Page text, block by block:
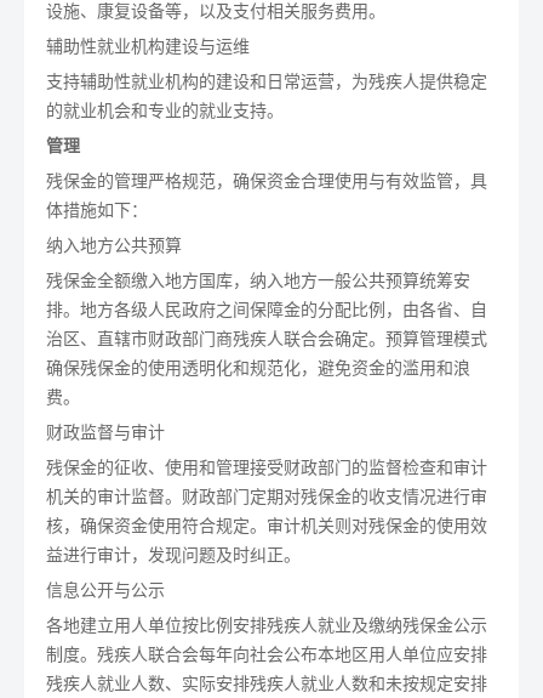
设施、康复设备等，以及支付相关服务费用。
辅助性就业机构建设与运维
支持辅助性就业机构的建设和日常运营，为残疾人提供稳定
的就业机会和专业的就业支持。
管理
残保金的管理严格规范，确保资金合理使用与有效监管，具
体措施如下：
纳入地方公共预算
残保金全额缴入地方国库，纳入地方一般公共预算统筹安
排。地方各级人民政府之间保障金的分配比例，由各省、自
治区、直辖市财政部门商残疾人联合会确定。预算管理模式
确保残保金的使用透明化和规范化，避免资金的滥用和浪
费。
财政监督与审计
残保金的征收、使用和管理接受财政部门的监督检查和审计
机关的审计监督。财政部门定期对残保金的收支情况进行审
核，确保资金使用符合规定。审计机关则对残保金的使用效
益进行审计，发现问题及时纠正。
信息公开与公示
各地建立用人单位按比例安排残疾人就业及缴纳残保金公示
制度。残疾人联合会每年向社会公布本地区用人单位应安排
残疾人就业人数、实际安排残疾人就业人数和未按规定安排